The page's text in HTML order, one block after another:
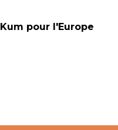
pour l'Europe